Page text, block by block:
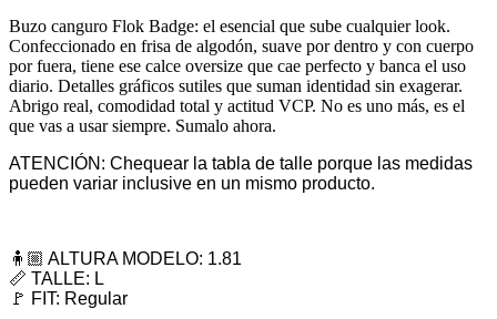
Buzo canguro Flok Badge: el esencial que sube cualquier look.
Confeccionado en frisa de algodón, suave por dentro y con cuerpo
por fuera, tiene ese calce oversize que cae perfecto y banca el uso
diario. Detalles gráficos sutiles que suman identidad sin exagerar.
Abrigo real, comodidad total y actitud VCP. No es uno más, es el
que vas a usar siempre. Sumalo ahora.
ATENCIÓN: Chequear la tabla de talle porque las medidas
pueden variar inclusive en un mismo producto.
🧍🏼 ALTURA MODELO: 1.81
📏 TALLE: L
🚩 FIT: Regular